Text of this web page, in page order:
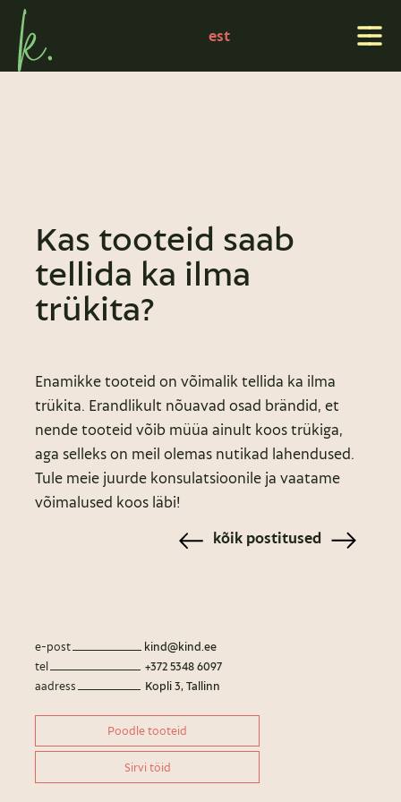
est
Kas tooteid saab
tellida ka ilma
trükita?
Enamikke tooteid on võimalik tellida ka ilma
trükita. Erandlikult nõuavad osad brändid, et
nende tooteid võib müüa ainult koos trükiga,
aga selleks on meil olemas nutikad lahendused.
Tule meie juurde konsulatsioonile ja vaatame
võimalused koos läbi!
kõik postitused
e-post
kind@kind.ee
tel
+372 5348 6097
aadress
Kopli 3, Tallinn
Poodle tooteid
Sirvi töid